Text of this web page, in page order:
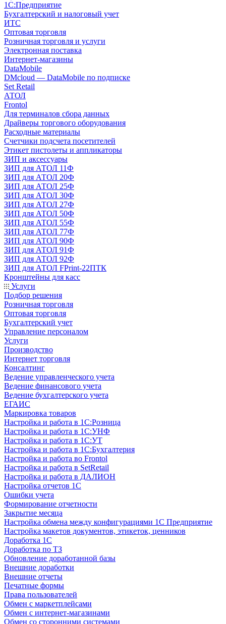
1С:Предприятие
Бухгалтерский и налоговый учет
ИТС
Оптовая торговля
Розничная торговля и услуги
Электронная поставка
Интернет-магазины
DataMobile
DMcloud — DataMobile по подписке
Set Retail
АТОЛ
Frontol
Для терминалов сбора данных
Драйверы торгового оборудования
Расходные материалы
Счетчики подсчета посетителей
Этикет пистолеты и аппликаторы
ЗИП и аксессуары
ЗИП для АТОЛ 11Ф
ЗИП для АТОЛ 20Ф
ЗИП для АТОЛ 25Ф
ЗИП для АТОЛ 30Ф
ЗИП для АТОЛ 27Ф
ЗИП для АТОЛ 50Ф
ЗИП для АТОЛ 55Ф
ЗИП для АТОЛ 77Ф
ЗИП для АТОЛ 90Ф
ЗИП для АТОЛ 91Ф
ЗИП для АТОЛ 92Ф
ЗИП для АТОЛ FPrint-22ПТК
Кронштейны для касс
Услуги
Подбор решения
Розничная торговля
Оптовая торговля
Бухгалтерский учет
Управление персоналом
Услуги
Производство
Интернет торговля
Консалтинг
Ведение управленческого учета
Ведение финансового учета
Ведение бухгалтерского учета
ЕГАИС
Маркировка товаров
Настройка и работа в 1С:Розница
Настройка и работа в 1С:УНФ
Настройка и работа в 1С:УТ
Настройка и работа в 1С:Бухгалтерия
Настройка и работа во Frontol
Настройка и работа в SetRetail
Настройка и работа в ДАЛИОН
Настройка отчетов 1С
Ошибки учета
Формирование отчетности
Закрытие месяца
Настройка обмена между конфигурациями 1С Предприятие
Настройка макетов документов, этикеток, ценников
Доработка 1С
Доработка по ТЗ
Обновление доработанной базы
Внешние доработки
Внешние отчеты
Печатные формы
Права пользователей
Обмен с маркетплейсами
Обмен с интернет-магазинами
Обмен со сторонними системами